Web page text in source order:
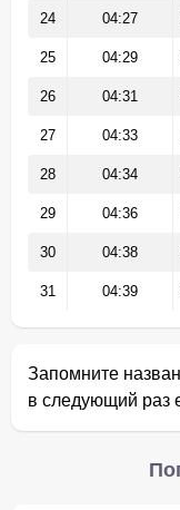
24 04:27
25 04:29
26 04:31
27 04:33
28 04:34
29 04:36
30 04:38
31 04:39
Запомните
в следующий раз